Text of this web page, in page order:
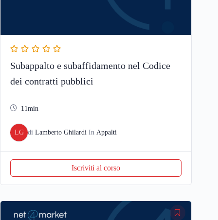
Subappalto e subaffidamento nel Codice
dei contratti pubblici
11min
LG di Lamberto Ghilardi In Appalti
Iscriviti al corso